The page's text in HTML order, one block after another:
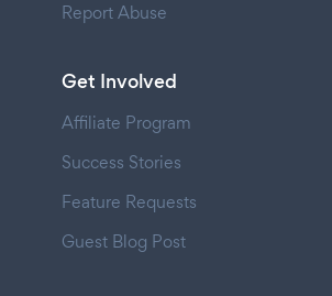
Report Abuse
Get Involved
Affiliate Program
Success Stories
Feature Requests
Guest Blog Post